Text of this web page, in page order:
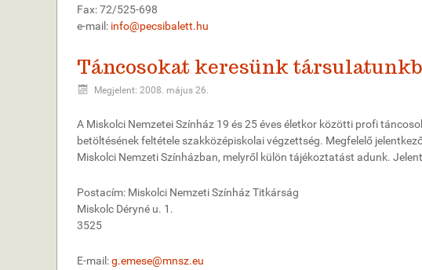
Fax: 72/525-698
e-mail: info@pecsibalett.hu
Táncosokat keresünk
Megjelent: 2008. május 26.
A Miskolci Nemzetei Színház 19 és 25 éves életkor közötti profi
betöltésének feltétele szakközépiskolai végzettség. Megfelelő
Miskolci Nemzeti Színházban, melyről külön tájékoztatást adunk.
Postacím: Miskolci Nemzeti Színház Titkárság
Miskolc Déryné u. 1.
3525
E-mail:g.emese@mnsz.eu